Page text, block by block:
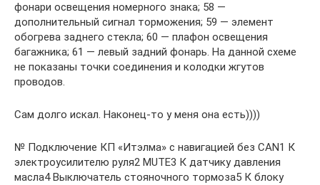
фонари освещения номерного знака; 58 —
дополнительный сигнал торможения; 59 — элемент
обогрева заднего стекла; 60 — плафон освещения
багажника; 61 — левый задний фонарь. На данной схеме
не показаны точки соединения и колодки жгутов
проводов.
Сам долго искал. Наконец-то у меня она есть))))
№ Подключение КП «Итэлма» с навигацией без CAN1 К
электроусилителю руля2 MUTE3 К датчику давления
масла4 Выключатель стояночного тормоза5 К блоку